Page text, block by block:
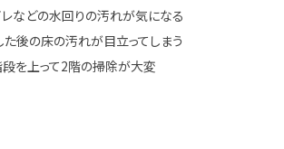
レなどの水回りの汚れが気になる
後の床の汚れが目立ってしまう
段を上って2階の掃除が大変